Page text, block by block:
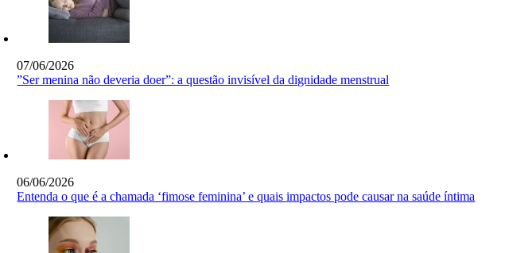
07/06/2026
”Ser menina não deveria doer”: a questão invisível da dignidade menstrual
06/06/2026
Entenda o que é a chamada ‘fimose feminina’ e quais impactos pode causar na saúde íntima